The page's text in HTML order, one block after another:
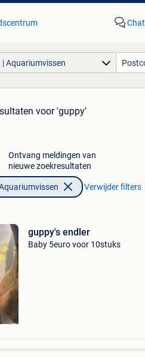
Chat
| Aquariumvissen
voor 'guppy'
Ontvang meldingen van
nieuwe zoekresultaten
Verwijder filters
guppy's endler
Baby 5euro voor 10stuks